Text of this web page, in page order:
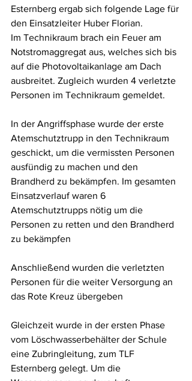
Esternberg ergab sich folgende Lage für
den Einsatzleiter Huber Florian.
Im Technikraum brach ein Feuer am
Notstromaggregat aus, welches sich bis
auf die Photovoltaikanlage am Dach
ausbreitet. Zugleich wurden 4 verletzte
Personen im Technikraum gemeldet.
In der Angriffsphase wurde der erste
Atemschutztrupp in den Technikraum
geschickt, um die vermissten Personen
ausfündig zu machen und den
Brandherd zu bekämpfen. Im gesamten
Einsatzverlauf waren 6
Atemschutztrupps nötig um die
Personen zu retten und den Brandherd
zu bekämpfen
Anschließend wurden die verletzten
Personen für die weiter Versorgung an
das Rote Kreuz übergeben
Gleichzeit wurde in der ersten Phase
vom Löschwasserbehälter der Schule
eine Zubringleitung, zum TLF
Esternberg gelegt. Um die